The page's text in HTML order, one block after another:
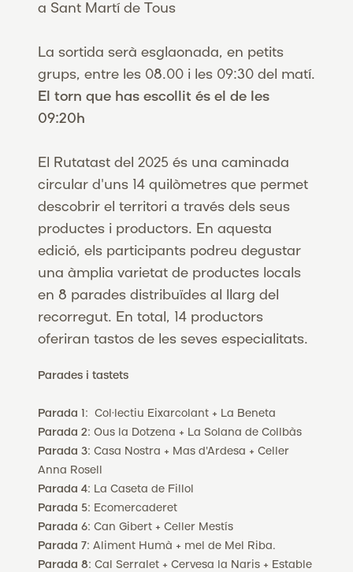
a Sant Martí de Tous
La sortida serà esglaonada, en petits
grups, entre les 08.00 i les 09:30 del matí.
El torn que has escollit és el de les
09:20h
El Rutatast del 2025 és una caminada
circular d'uns 14 quilòmetres que permet
descobrir el territori a través dels seus
productes i productors. En aquesta
edició, els participants podreu degustar
una àmplia varietat de productes locals
en 8 parades distribuïdes al llarg del
recorregut. En total, 14 productors
oferiran tastos de les seves especialitats.
Parades i tastets
Parada 1 : Col·lectiu Eixarcolant + La Beneta
Parada 2: Ous la Dotzena + La Solana de Collbàs
Parada 3: Casa Nostra + Mas d'Ardesa + Celler
Anna Rosell
Parada 4: La Caseta de Fillol
Parada 5: Ecomercaderet
Parada 6: Can Gibert + Celler Mestís
Parada 7: Aliment Humà + mel de Mel Riba.
Parada 8: Cal Serralet + Cervesa la Naris + Estable